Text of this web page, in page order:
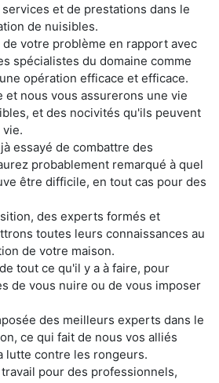
et de prestations dans le
de nuisibles.
votre problème en rapport avec
spécialistes du domaine comme
opération efficace et efficace.
et nous vous assurerons une vie
et des nocivités qu'ils peuvent
essayé de combattre des
probablement remarqué à quel
être difficile, en tout cas pour des
des experts formés et
toutes leurs connaissances au
de votre maison.
tout ce qu'il y a à faire, pour
de vous nuire ou de vous imposer
des meilleurs experts dans le
ce qui fait de nous vos alliés
lutte contre les rongeurs.
pour des professionnels,